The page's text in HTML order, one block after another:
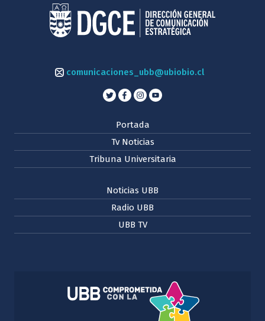
comunicaciones_ubb@ubiobio.cl
Portada
Tv Noticias
Tribuna Universitaria
Noticias UBB
Radio UBB
UBB TV